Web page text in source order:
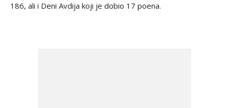
186, ali i Deni Avdija koji je dobio 17 poena.